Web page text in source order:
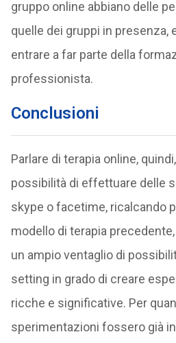
gruppo online abbiano delle
quelle dei gruppi in presenza,
entrare a far parte della
professionista.
Conclusioni
Parlare di terapia online,
possibilità di effettuare delle
skype o facetime, ricalcando
modello di terapia
un ampio ventaglio di
setting in grado di creare
ricche e significative. Per
sperimentazioni fossero già